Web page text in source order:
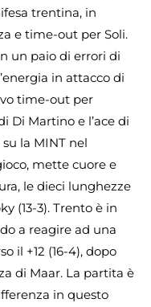
trentina, in
e time-out per Soli.
un paio di errori di
in attacco di
time-out per
Di Martino e l’ace di
la MINT nel
mette cuore e
le dieci lunghezze
(13-3). Trento è in
a reagire ad una
il +12 (16-4), dopo
di Maar. La partita è
in questo